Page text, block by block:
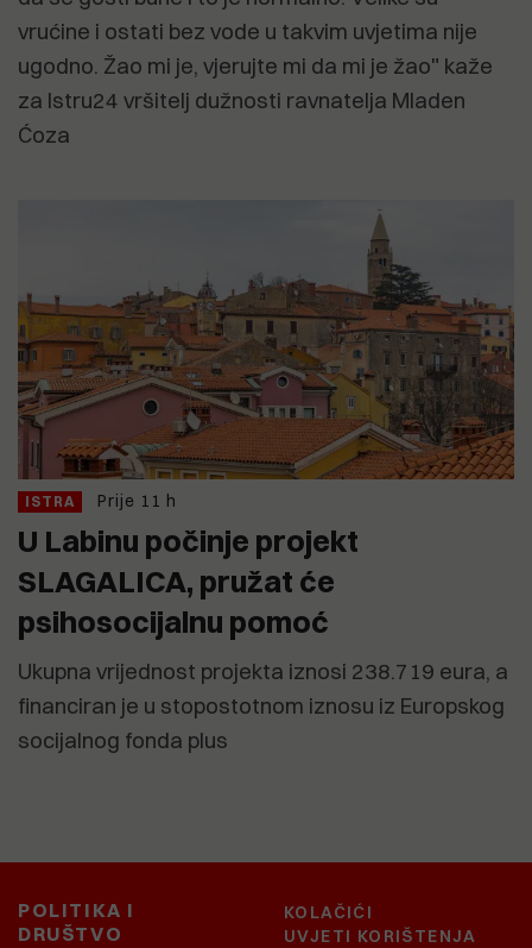
vrućine i ostati bez vode u takvim uvjetima nije
ugodno. Žao mi je, vjerujte mi da mi je žao" kaže
za Istru24 vršitelj dužnosti ravnatelja Mladen
Ćoza
ISTRA Prije 11 h
U Labinu počinje projekt
SLAGALICA, pružat će
psihosocijalnu pomoć
Ukupna vrijednost projekta iznosi 238.719 eura, a
financiran je u stopostotnom iznosu iz Europskog
socijalnog fonda plus
POLITIKA I
DRUŠTVO
KOLAČIĆI
UVJETI KORIŠTENJA